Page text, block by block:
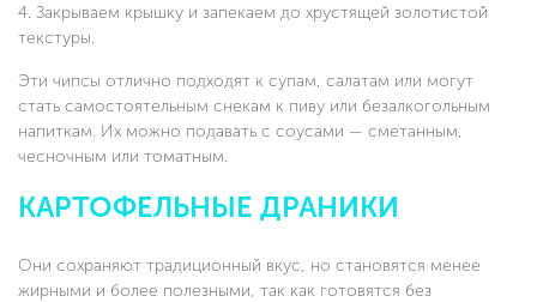
Закрываем крышку и запекаем до хрустящей золотистой
текстуры.
Эти чипсы отлично подходят к супам, салатам или могут
стать самостоятельным снекам к пиву или безалкогольным
напиткам. Их можно подавать с соусами — сметанным,
чесночным или томатным.
КАРТОФЕЛЬНЫЕ ДРАНИКИ
Они сохраняют традиционный вкус, но становятся менее
жирными и более полезными, так как готовятся без